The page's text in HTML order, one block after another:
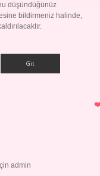
düşündüğünüz
bildirmeniz halinde,
admin